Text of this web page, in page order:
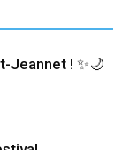
Jeannet ! ✨🌙